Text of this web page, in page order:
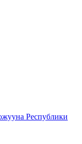
Республики